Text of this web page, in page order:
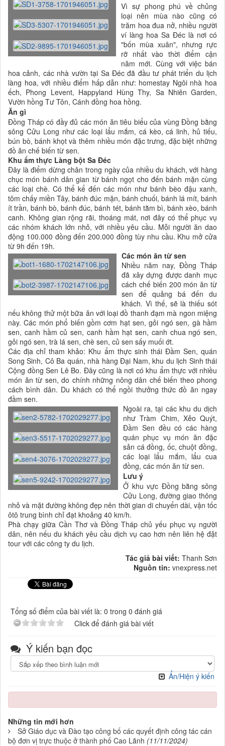
Vì sự phong phú về chủng
loại nên mùa nào cũng có
trăm hoa đua nở, nhiều người
ví làng hoa Sa Đéc là nơi có
"bốn mùa xuân", nhưng rực
rỡ nhất vào thời điểm cận
năm mới. Cùng với việc bán
hoa cảnh, các nhà vườn tại Sa Đéc đã đầu tư phát triển du lịch
làng hoa, với nhiều điểm hấp dẫn như: homestay Ngôi nhà hoa
ếch, Phong Levent, Happyland Hùng Thy, Sa Nhiên Garden,
Vườn hồng Tư Tôn, Cánh đồng hoa hồng.
Ăn gì
Đồng Tháp có đầy đủ các món ăn tiêu biểu của vùng Đồng bằng
sông Cửu Long như các loại lẩu mắm, cá kèo, cá linh, hủ tiếu,
bún bò, bánh khọt và thêm nhiều món đặc trưng, đặc biệt những
đồ ăn chế biến từ sen.
Khu ẩm thực Làng bột Sa Đéc
Đây là điểm dừng chân trong ngày của nhiều du khách, với hàng
chục món bánh dân gian từ bánh ngọt cho đến bánh mặn cùng
các loại chè. Có thể kể đến các món như bánh bèo đậu xanh,
tôm chấy miền Tây, bánh đúc mặn, bánh chuối, bánh lá mít, bánh
ít trần, bánh bò, bánh đúc, bánh tét, bánh tằm bì, bánh xèo, bánh
canh. Không gian rộng rãi, thoáng mát, nơi đây có thể phục vụ
các nhóm khách lớn nhỏ, với nhiều yêu cầu. Mỗi người ăn dao
động 100.000 đồng đến 200.000 đồng tùy nhu cầu. Khu mở cửa
từ 9h đến 19h.
Các món ăn từ sen
Nhiều năm nay, Đồng Tháp
đã xây dựng được danh mục
cách chế biến 200 món ăn từ
sen để quảng bá đến du
khách. Vì thế, sẽ là thiếu sót
nếu không thử một bữa ăn với loại đồ thanh đạm mà ngon miệng
này. Các món phổ biến gồm cơm hạt sen, gỏi ngó sen, gà hầm
sen, canh hầm củ sen, canh hầm hạt sen, canh chua ngó sen,
gỏi ngó sen, trà lá sen, chè sen, củ sen sấy muối ớt.
Các địa chỉ tham khảo: Khu ẩm thực sinh thái Đầm Sen, quán
Song Sinh, Cô Ba quán, nhà hàng Đại Nam, khu du lịch Sinh thái
Cộng đồng Sen Lê Bo. Đây cũng là nơi có khu ẩm thực với nhiều
món ăn từ sen, do chính những nông dân chế biến theo phong
cách bình dân. Du khách có thể ngồi thưởng thức đồ ăn ngay
đầm sen.
Ngoài ra, tại các khu du dịch
như Tràm Chim, Xẻo Quýt,
Đầm Sen đều có các hàng
quán phục vụ món ăn đặc
sản cá đồng, ốc, chuột đồng,
các loại lẩu mắm, lẩu cua
đồng, các món ăn từ sen.
Lưu ý
Ở khu vực Đồng bằng sông
Cửu Long, đường giao thông
nhỏ và mặt đường không đẹp nên thời gian di chuyển dài, vận tốc
ôtô trung bình chỉ đạt khoảng 40 km/h.
Phà chạy giữa Cần Thơ và Đồng Tháp chủ yếu phục vụ người
dân, nên nếu du khách yêu cầu dịch vụ cao hơn nên liên hệ đặt
tour với các công ty du lịch.
Tác giả bài viết: Thanh Sơn
Nguồn tin: vnexpress.net
Tổng số điểm của bài viết là: 0 trong 0 đánh giá
Click để đánh giá bài viết
Ý kiến bạn đọc
Ẩn/Hiện ý kiến
Những tin mới hơn
Sở Giáo dục và Đào tạo công bố các quyết định công tác cán
bộ đơn vị trực thuộc ở thành phố Cao Lãnh (11/11/2024)